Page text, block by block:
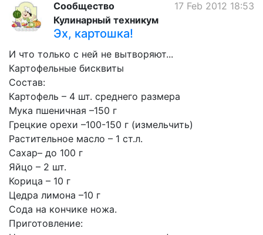
17 Feb 2012 18:53
Сообщество
Кулинарный техникум
Эх, картошка!
И что только с ней не вытворяют...
Картофельные бисквиты
Состав:
Картофель – 4 шт. среднего размера
Мука пшеничная –150 г
Грецкие орехи –100-150 г (измельчить)
Растительное масло – 1 ст.л.
Сахар– до 100 г
Яйцо – 2 шт.
Корица – 10 г
Цедра лимона –10 г
Сода на кончике ножа.
Приготовление: